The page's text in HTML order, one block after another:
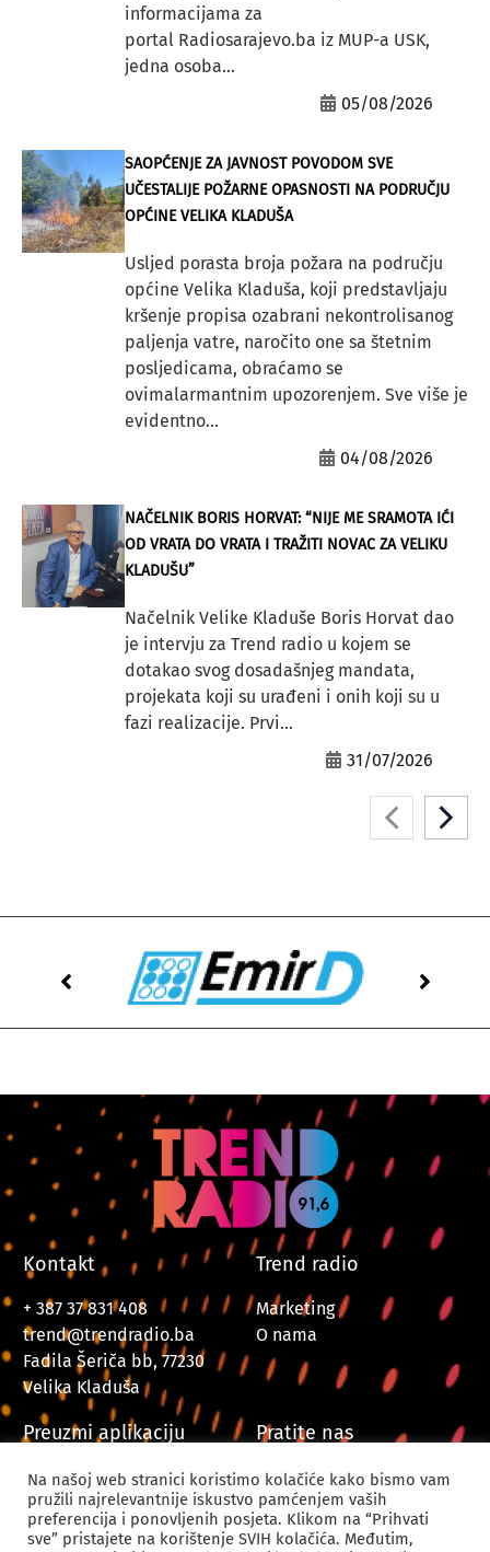
informacijama za
portal Radiosarajevo.ba iz MUP-a USK,
jedna osoba...
05/08/2026
SAOPĆENJE ZA JAVNOST POVODOM SVE
UČESTALIJE POŽARNE OPASNOSTI NA PODRUČJU
OPĆINE VELIKA KLADUŠA
Usljed porasta broja požara na području
općine Velika Kladuša, koji predstavljaju
kršenje propisa ozabrani nekontrolisanog
paljenja vatre, naročito one sa štetnim
posljedicama, obraćamo se
ovimalarmantnim upozorenjem. Sve više je
evidentno...
04/08/2026
NAČELNIK BORIS HORVAT: “NIJE ME SRAMOTA IĆI
OD VRATA DO VRATA I TRAŽITI NOVAC ZA VELIKU
KLADUŠU”
Načelnik Velike Kladuše Boris Horvat dao
je intervju za Trend radio u kojem se
dotakao svog dosadašnjeg mandata,
projekata koji su urađeni i onih koji su u
fazi realizacije. Prvi...
31/07/2026
Kontakt
+ 387 37 831 408
trend@trendradio.ba
Fadila Šeriča bb, 77230
Velika Kladuša
Trend radio
Marketing
O nama
Preuzmi aplikaciju Pratite nas
Na našoj web stranici koristimo kolačiće kako bismo vam
pružili najrelevantnije iskustvo pamćenjem vaših
preferencija i ponovljenih posjeta. Klikom na “Prihvati
sve” pristajete na korištenje SVIH kolačića. Međutim,